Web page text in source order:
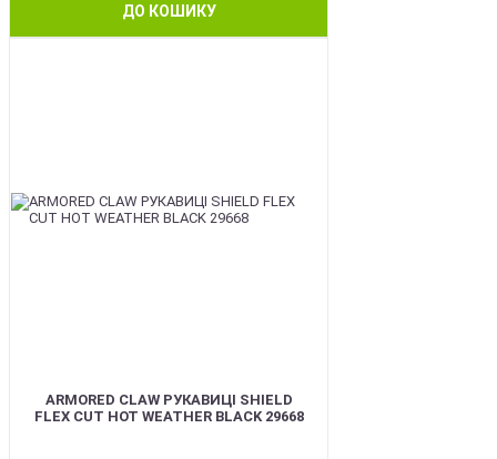
ДО КОШИКУ
ARMORED CLAW РУКАВИЦІ SHIELD
FLEX CUT HOT WEATHER BLACK 29668